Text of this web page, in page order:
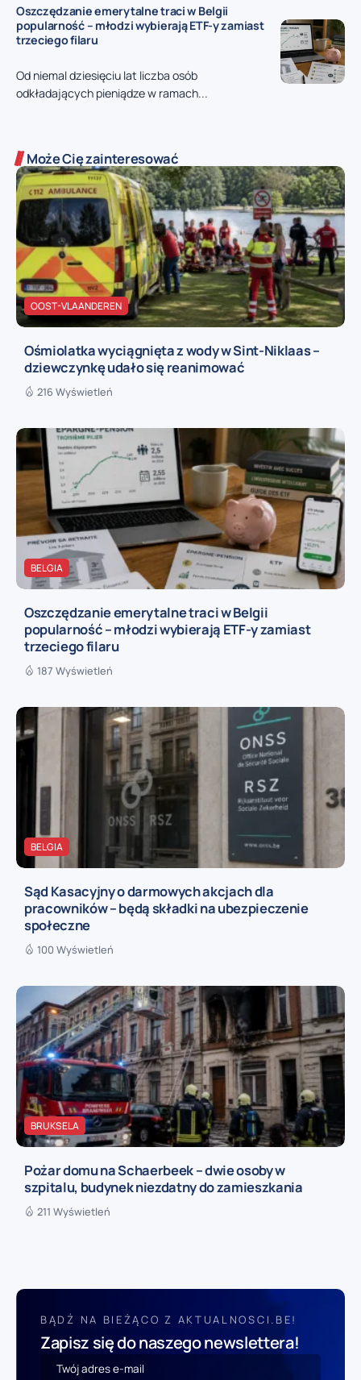
Oszczędzanie emerytalne traci w Belgii
popularność – młodzi wybierają ETF-y zamiast
trzeciego filaru
Od niemal dziesięciu lat liczba osób
odkładających pieniądze w ramach...
Może Cię zainteresować
OOST-VLAANDEREN
Ośmiolatka wyciągnięta z wody w Sint-Niklaas –
dziewczynkę udało się reanimować
216 Wyświetleń
BELGIA
Oszczędzanie emerytalne traci w Belgii
popularność – młodzi wybierają ETF-y zamiast
trzeciego filaru
187 Wyświetleń
BELGIA
Sąd Kasacyjny o darmowych akcjach dla
pracowników – będą składki na ubezpieczenie
społeczne
100 Wyświetleń
BRUKSELA
Pożar domu na Schaerbeek – dwie osoby w
szpitalu, budynek niezdatny do zamieszkania
211 Wyświetleń
BĄDŹ NA BIEŻĄCO Z AKTUALNOSCI.BE!
Zapisz się do naszego newslettera!